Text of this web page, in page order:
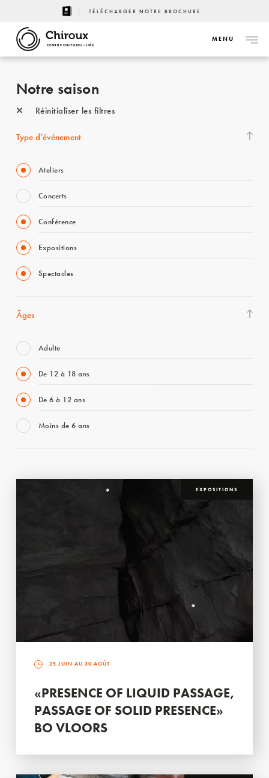
TÉLÉCHARGER NOTRE BROCHURE
CENTRE CULTUREL - LIÈGE
MENU
Notre saison
Réinitialiser les filtres
Type d’événement
Ateliers
Concerts
Conférence
Expositions
Spectacles
Âges
Adulte
De 12 à 18 ans
De 6 à 12 ans
Moins de 6 ans
EXPOSITIONS
25 JUIN AU 30 AOÛT
«PRESENCE OF LIQUID PASSAGE,
PASSAGE OF SOLID PRESENCE»
BO VLOORS